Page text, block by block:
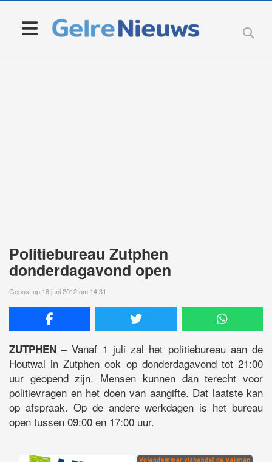
Politiebureau Zutphen
donderdagavond open
Gepost op 18 juni 2012 om 14:31
ZUTPHEN – Vanaf 1 juli zal het politiebureau aan de
Houtwal in Zutphen ook op donderdagavond tot 21:00
uur geopend zijn. Mensen kunnen dan terecht voor
politievragen en het doen van aangifte. Dat laatste kan
op afspraak. Op de andere werkdagen is het bureau
open tussen 09:00 en 17:00 uur.